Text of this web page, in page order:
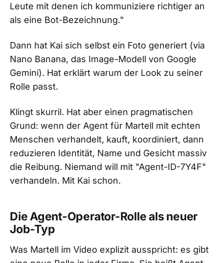
Leute mit denen ich kommuniziere richtiger an
als eine Bot-Bezeichnung."
Dann hat Kai sich selbst ein Foto generiert (via
Nano Banana, das Image-Modell von Google
Gemini). Hat erklärt warum der Look zu seiner
Rolle passt.
Klingt skurril. Hat aber einen pragmatischen
Grund: wenn der Agent für Martell mit echten
Menschen verhandelt, kauft, koordiniert, dann
reduzieren Identität, Name und Gesicht massiv
die Reibung. Niemand will mit "Agent-ID-7Y4F"
verhandeln. Mit Kai schon.
Die Agent-Operator-Rolle als neuer
Job-Typ
Was Martell im Video explizit ausspricht: es gibt